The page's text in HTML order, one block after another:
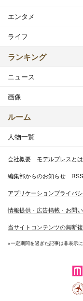
エンタメ
ライフ
ランキング
ニュース
画像
ルーム
人物一覧
会社概要 モデルプレスとは
編集部からのお知らせ
アプリケーションプライバ
情報提供・広告掲載・お問
当サイトコンテンツの無断
※一定期間を過ぎた記事は非表示